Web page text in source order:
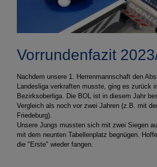
Vorrundenfazit
Nachdem unsere 1. Herrenmannschaft den
Landesliga verkraften musste, ging es zurück
Bezirksoberliga. Die BOL ist in diesem Jahr
Vergleich als noch vor zwei Jahren (z.B. mit
Friedeburg).
Unsere Jungs mussten sich mit zwei Siegen
mit dem neunten Tabellenplatz begnügen.
die "Erste" wieder fangen.